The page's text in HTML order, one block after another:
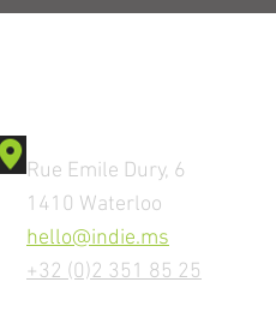
Rue Emile Dury, 6
1410 Waterloo
hello@indie.ms
+32 (0)2 351 85 25